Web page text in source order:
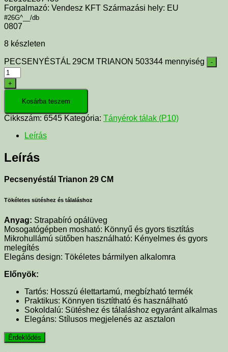
Forgalmazó: Vendesz KFT Származási hely: EU
#26G^__/db
0807
8 készleten
PECSENYÉSTÁL 29CM TRIANON 503344 mennyiség -
+
Kosárba teszem
Cikkszám: 6545 Kategória: Tányérok tálak (P10)
Leírás
Leírás
Pecsenyéstál Trianon 29 CM
Tökéletes sütéshez és tálaláshoz
Anyag: Strapabíró opálüveg
Mosogatógépben mosható: Könnyű és gyors tisztítás
Mikrohullámú sütőben használható: Kényelmes és gyors
melegítés
Elegáns design: Tökéletes bármilyen alkalomra
Előnyök:
Tartós: Hosszú élettartamú, megbízható termék
Praktikus: Könnyen tisztítható és használható
Sokoldalú: Sütéshez és tálaláshoz egyaránt alkalmas
Elegáns: Stílusos megjelenés az asztalon